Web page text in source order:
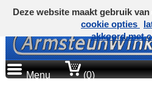
Menu (0)
Deze website maakt gebruik
cookie opties
akkoord met